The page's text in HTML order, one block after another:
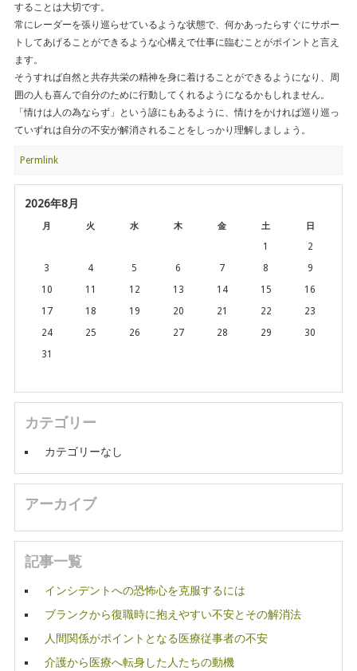
することは大切です。
常にレーダーを張り巡らせているような状態で、何かあったらすぐにサポー
トしてあげることができるような心構えで仕事に臨むことがポイントと言え
ます。
そうすれば自然と共存共栄の精神を身に着けることができるようになり、周
囲の人も喜んで自分のために行動してくれるようになるかもしれません。
「情けは人の為ならず」という諺にもあるように、情けをかければ巡り巡っ
ていずれは自分の不安が解消されることをしっかり理解しましょう。
Permlink
2026年8月
月 火 水 木 金 土 日
1
2
3
4 5 6 7 8
9
10
11 12 13 14 15
16
17
18 19 20 21 22
23
24
25 26 27 28 29
30
31
カテゴリー
カテゴリーなし
アーカイブ
記事一覧
インシデントへの恐怖心を克服するには
ブランクから復職時に抱えやすい不安とその解消法
人間関係がポイントとなる医療従事者の不安
介護から医療へ転身した人たちの動機